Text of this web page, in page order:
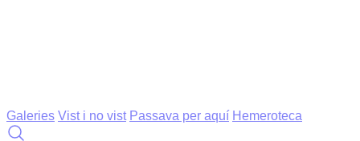
Galeries Vist i no vist Passava per aquí Hemeroteca